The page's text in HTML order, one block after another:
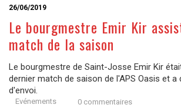
26/06/2019
Le bourgmestre Emir Kir
match de la saison
Le bourgmestre de Saint-Josse Emir Kir
dernier match de saison de l'APS Oasis et a
d'envoi.
Evénements 0 commentaires